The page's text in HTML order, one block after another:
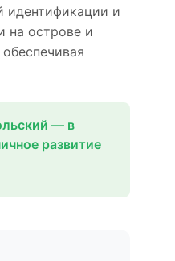
идентификации и
на острове и
— в
развитие